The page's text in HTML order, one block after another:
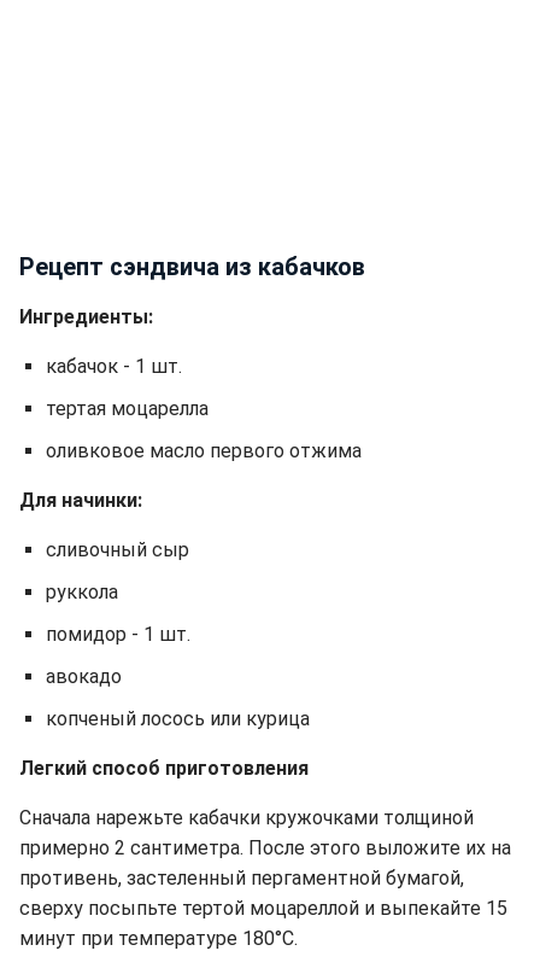
Рецепт сэндвича из кабачков
Ингредиенты:
кабачок - 1 шт.
тертая моцарелла
оливковое масло первого отжима
Для начинки:
сливочный сыр
руккола
помидор - 1 шт.
авокадо
копченый лосось или курица
Легкий способ приготовления
Сначала нарежьте кабачки кружочками толщиной
примерно 2 сантиметра. После этого выложите их на
противень, застеленный пергаментной бумагой,
сверху посыпьте тертой моцареллой и выпекайте 15
минут при температуре 180°C.